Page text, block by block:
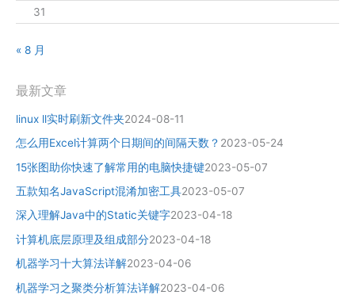
31
« 8 月
最新文章
linux ll实时刷新文件夹2024-08-11
怎么用Excel计算两个日期间的间隔天数？ 2023-05-24
15张图助你快速了解常用的电脑快捷键2023-05-07
五款知名JavaScript混淆加密工具2023-05-07
深入理解Java中的Static关键字2023-04-18
计算机底层原理及组成部分2023-04-18
机器学习十大算法详解2023-04-06
机器学习之聚类分析算法详解2023-04-06